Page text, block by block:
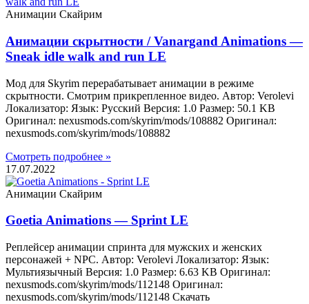
Анимации Скайрим
Анимации скрытности / Vanargand Animations —
Sneak idle walk and run LE
Мод для Skyrim перерабатывает анимации в режиме
скрытности. Смотрим прикрепленное видео. Автор: Verolevi
Локализатор: Язык: Русский Версия: 1.0 Размер: 50.1 KB
Оригинал: nexusmods.com/skyrim/mods/108882 Оригинал:
nexusmods.com/skyrim/mods/108882
Смотреть подробнее »
17.07.2022
Анимации Скайрим
Goetia Animations — Sprint LE
Реплейсер анимации спринта для мужских и женских
персонажей + NPC. Автор: Verolevi Локализатор: Язык:
Мультиязычный Версия: 1.0 Размер: 6.63 KB Оригинал:
nexusmods.com/skyrim/mods/112148 Оригинал:
nexusmods.com/skyrim/mods/112148 Скачать